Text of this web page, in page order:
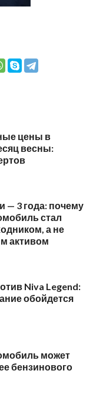
цены в
весны:
— 3 года: почему
стал
а не
активом
Niva Legend:
обойдется
может
бензинового